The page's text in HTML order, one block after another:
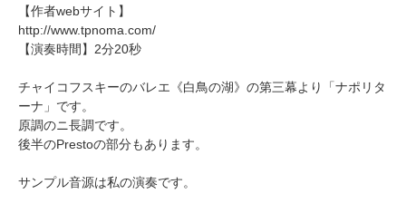
【作者webサイト】
http://www.tpnoma.com/
【演奏時間】2分20秒
チャイコフスキーのバレエ《白鳥の湖》の第三幕より「ナポリタ
ーナ」です。
原調のニ長調です。
後半のPrestoの部分もあります。
サンプル音源は私の演奏です。